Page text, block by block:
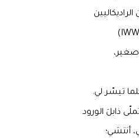
الراديكاليين
صغير،
تيسّر لي.
ذابلَ الورود
أنتشي؛